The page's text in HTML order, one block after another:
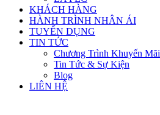
KHÁCH HÀNG
HÀNH TRÌNH NHÂN ÁI
TUYỂN DỤNG
TIN TỨC
Chương Trình Khuyến Mãi
Tin Tức & Sự Kiện
Blog
LIÊN HỆ